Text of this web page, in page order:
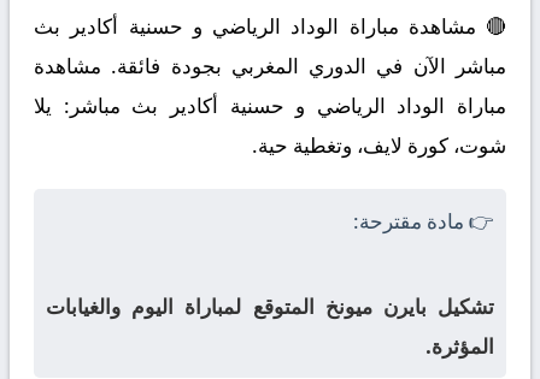
🔴 مشاهدة مباراة الوداد الرياضي و حسنية أكادير بث
مباشر الآن في الدوري المغربي بجودة فائقة. مشاهدة
مباراة الوداد الرياضي و حسنية أكادير بث مباشر: يلا
شوت، كورة لايف، وتغطية حية.
👉 مادة مقترحة:
تشكيل بايرن ميونخ المتوقع لمباراة اليوم والغيابات
المؤثرة.